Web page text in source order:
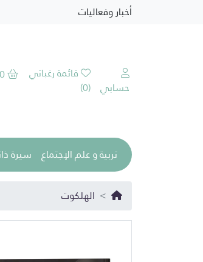
أخبار وفعاليات
حسابي
قائمة رغباتي
(0)
0 منتجات - 0.000ر.ع
تربية و علم الإجتماع سيرة
الهلكوت